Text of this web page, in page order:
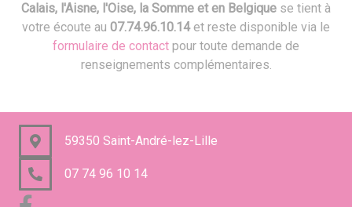
Calais, l'Aisne, l'Oise, la Somme et en Belgique se tient à
votre écoute au 07.74.96.10.14et reste disponible via le
formulaire de contact pour toute demande de
renseignements complémentaires.
59350 Saint-André-lez-Lille
07 74 96 10 14